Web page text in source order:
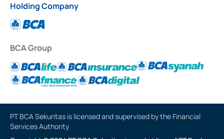
Holding Company
BCA Group
PT BCA Sekuritas is licensed and supervised by the Financial
Services Authority